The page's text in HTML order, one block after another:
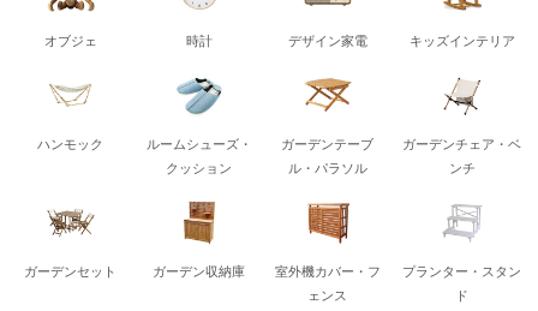
オブジェ 時計 デザイン家電 キッズインテリア
ハンモック
ルームシューズ・
クッション
ガーデンテーブ
ル・パラソル
ガーデンチェア・ベ
ンチ
ガーデンセット ガーデン収納庫
室外機カバー・フ
ェンス
プランター・スタン
ド